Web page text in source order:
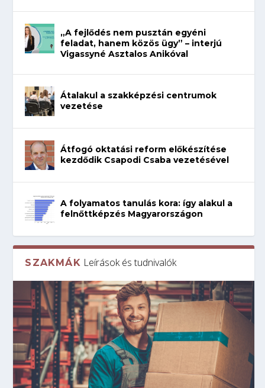
„A fejlődés nem pusztán egyéni
feladat, hanem közös ügy” – interjú
Vigassyné Asztalos Anikóval
Átalakul a szakképzési centrumok
vezetése
Átfogó oktatási reform előkészítése
kezdődik Csapodi Csaba vezetésével
A folyamatos tanulás kora: így alakul a
felnőttképzés Magyarországon
SZAKMÁK Leírások és tudnivalók